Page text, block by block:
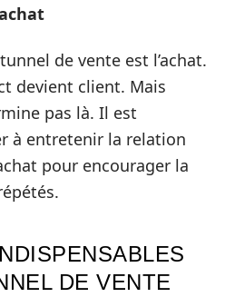
de vente est l’achat.
devient client. Mais
pas là. Il est
à entretenir la relation
pour encourager la
DE VENTE